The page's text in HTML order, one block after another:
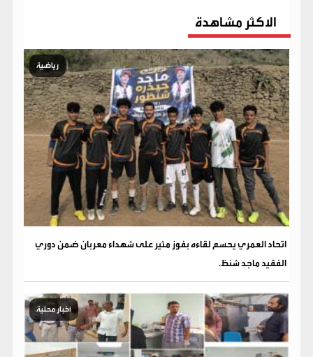
الاكثر مشاهدة
رياضية
اتحاد العمري يحسم لقاءه بفوز مثير على شهداء معربان ضمن دوري
الفقيد ماجد شنظ.
أخبار محلية